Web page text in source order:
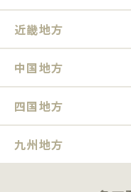
近畿地方
中国地方
四国地方
九州地方